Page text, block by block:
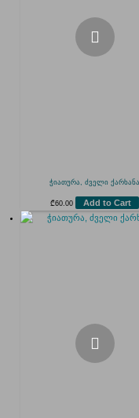
ჭიათურა, ძველი ქარხანა
₾60.00 Add to Cart